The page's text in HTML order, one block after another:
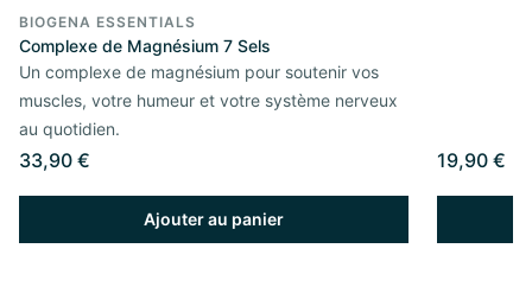
BIOGENA ESSENTIALS
Complexe de Magnésium 7 Sels
Un complexe de magnésium pour soutenir vos
muscles, votre humeur et votre système nerveux
au quotidien.
33,90 €
Ajouter au panier
19,90 €